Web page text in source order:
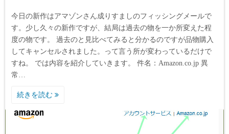
今日の新作はアマゾンさん成りすましのフィッシングメールで
す。少し久々の新作ですが、結局は過去の物を一か所変えた程
度の物です。 過去のと見比べてみると分かるのですが品物購入
してキャンセルされました。って言う所が変わっているだけで
すね。 では内容を紹介していきます。 件名：Amazon.co.jp 異
常…
続きを読む